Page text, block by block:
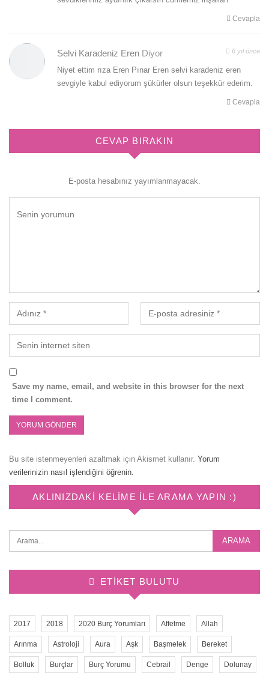
Cevapla
Selvi Karadeniz Eren Diyor 6 yıl önce
Niyet ettim rıza Eren Pınar Eren selvi karadeniz eren
sevgiyle kabul ediyorum şükürler olsun teşekkür ederim.
Cevapla
CEVAP BIRAKIN
E-posta hesabınız yayımlanmayacak.
Save my name, email, and website in this browser for the next
time I comment.
Bu site istenmeyenleri azaltmak için Akismet kullanır. Yorum
verilerinizin nasıl işlendiğini öğrenin.
AKLINIZDAKI KELIME ILE ARAMA YAPIN :)
ETIKET BULUTU
2017 2018 2020 Burç Yorumları Affetme Allah
Arınma Astroloji Aura Aşk Başmelek Bereket
Bolluk Burçlar Burç Yorumu Cebrail Denge Dolunay